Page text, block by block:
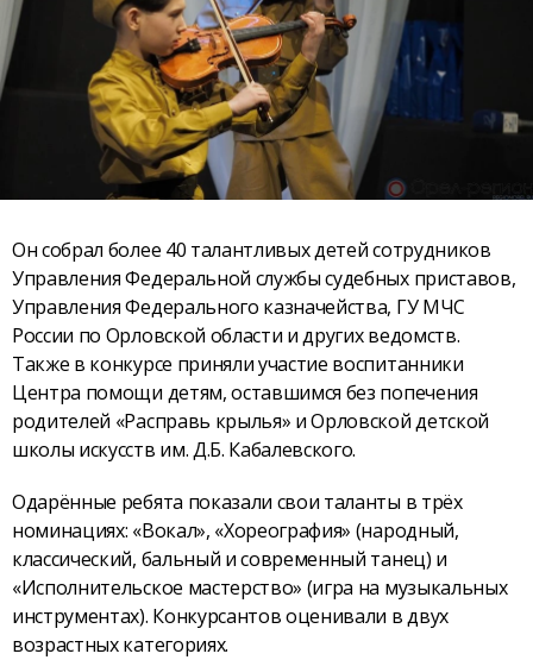
Он собрал более 40 талантливых детей сотрудников
Управления Федеральной службы судебных приставов,
Управления Федерального казначейства, ГУ МЧС
России по Орловской области и других ведомств.
Также в конкурсе приняли участие воспитанники
Центра помощи детям, оставшимся без попечения
родителей «Расправь крылья» и Орловской детской
школы искусств им. Д.Б. Кабалевского.
Одарённые ребята показали свои таланты в трёх
номинациях: «Вокал», «Хореография» (народный,
классический, бальный и современный танец) и
«Исполнительское мастерство» (игра на музыкальных
инструментах). Конкурсантов оценивали в двух
возрастных категориях.